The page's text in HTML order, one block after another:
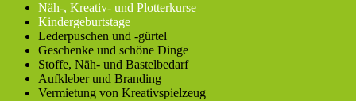
Näh-, Kreativ- und Plotterkurse
Kindergeburtstage
Lederpuschen und -gürtel
Geschenke und schöne Dinge
Stoffe, Näh- und Bastelbedarf
Aufkleber und Branding
Vermietung von Kreativspielzeug